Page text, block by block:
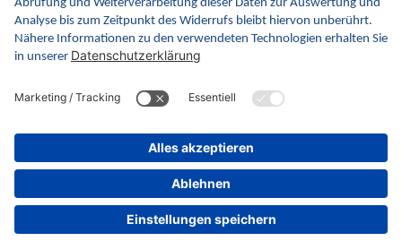
© 2026 gematik GmbH
Impressum|Datenschutz